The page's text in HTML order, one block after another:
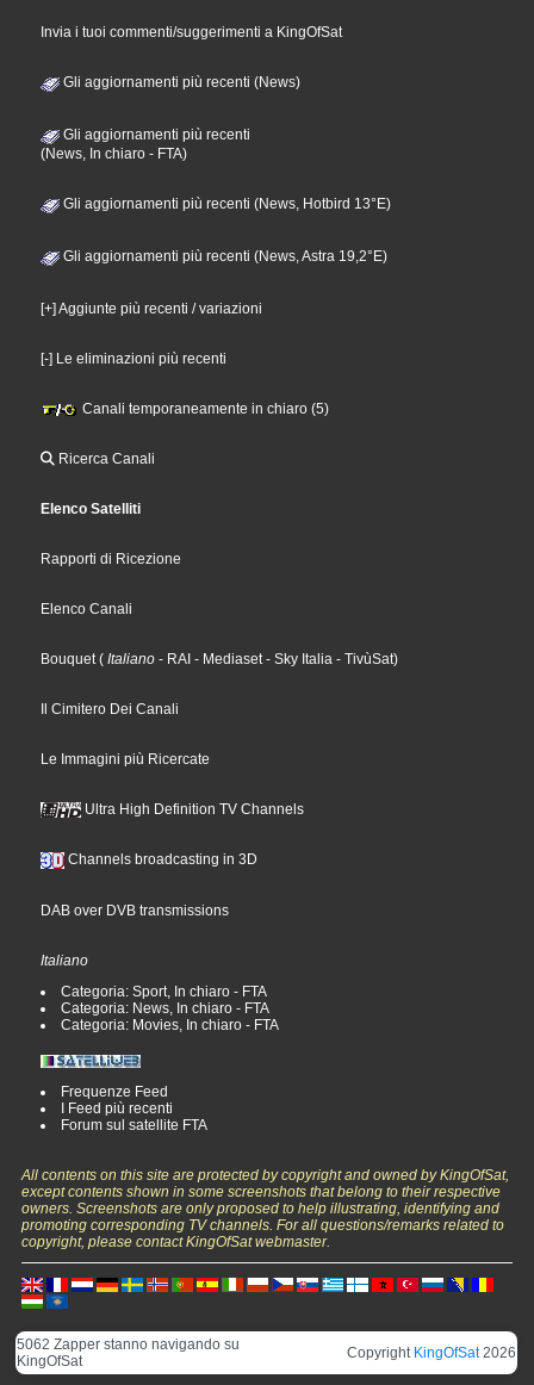
Invia i tuoi commenti/suggerimenti a KingOfSat
Gli aggiornamenti più recenti (News)
Gli aggiornamenti più recenti
(News, In chiaro - FTA)
Gli aggiornamenti più recenti (News, Hotbird 13°E)
Gli aggiornamenti più recenti (News, Astra 19,2°E)
[+] Aggiunte più recenti / variazioni
[-] Le eliminazioni più recenti
Canali temporaneamente in chiaro (5)
Ricerca Canali
Elenco Satelliti
Rapporti di Ricezione
Elenco Canali
Bouquet ( Italiano - RAI - Mediaset - Sky Italia - TivùSat)
Il Cimitero Dei Canali
Le Immagini più Ricercate
Ultra High Definition TV Channels
Channels broadcasting in 3D
DAB over DVB transmissions
Italiano
Categoria: Sport, In chiaro - FTA
Categoria: News, In chiaro - FTA
Categoria: Movies, In chiaro - FTA
Frequenze Feed
I Feed più recenti
Forum sul satellite FTA
All contents on this site are protected by copyright and owned by KingOfSat,
except contents shown in some screenshots that belong to their respective
owners. Screenshots are only proposed to help illustrating, identifying and
promoting corresponding TV channels. For all questions/remarks related to
copyright, please contact KingOfSat webmaster.
5062 Zapper stanno navigando su
KingOfSat
Copyright KingOfSat2026